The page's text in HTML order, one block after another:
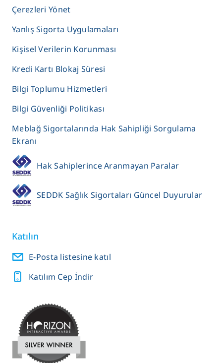
Çerezleri Yönet
Yanlış Sigorta Uygulamaları
Kişisel Verilerin Korunması
Kredi Kartı Blokaj Süresi
Bilgi Toplumu Hizmetleri
Bilgi Güvenliği Politikası
Meblağ Sigortalarında Hak Sahipliği Sorgulama
Ekranı
Hak Sahiplerince Aranmayan Paralar
SEDDK Sağlık Sigortaları Güncel Duyurular
Katılın
E-Posta listesine katıl
Katılım Cep İndir